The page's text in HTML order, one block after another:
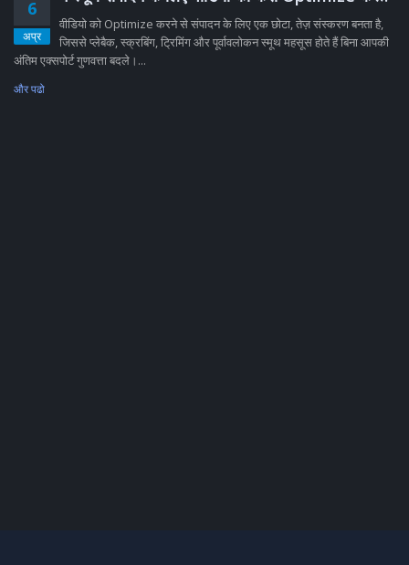
6
अप्र
वीडियो को Optimize करने से संपादन के लिए एक छोटा, तेज़ संस्करण बनता है,
जिससे प्लेबैक, स्क्रबिंग, ट्रिमिंग और पूर्वावलोकन स्मूथ महसूस होते हैं बिना आपकी
अंतिम एक्सपोर्ट गुणवत्ता बदले।...
और पढो